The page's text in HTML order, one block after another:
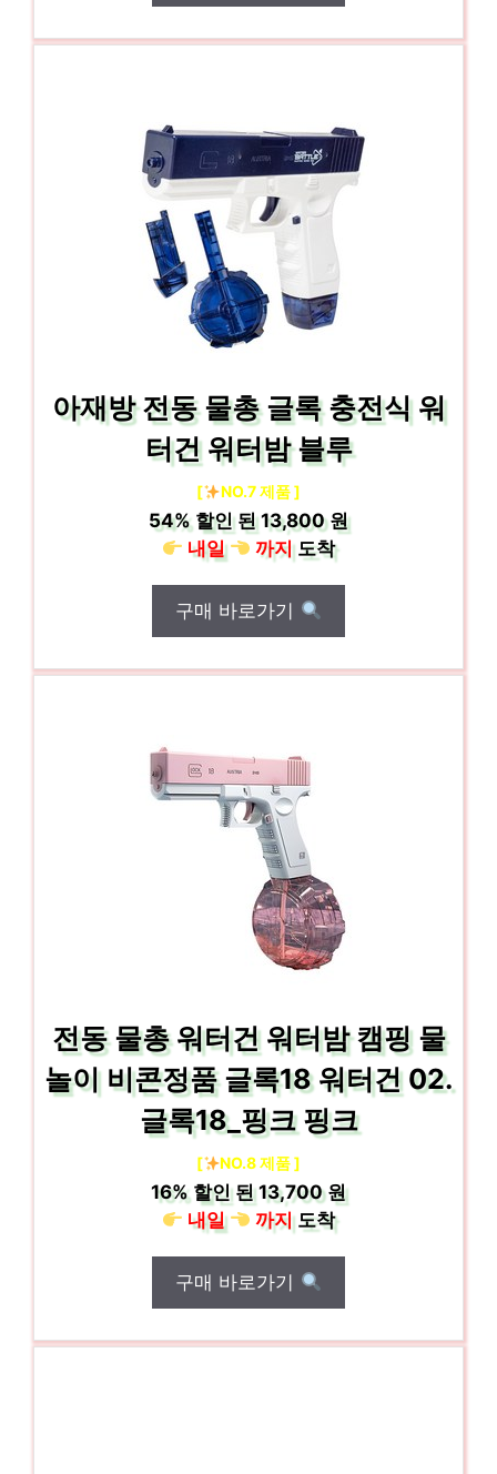
아재방 전동 물총 글록 충전식 워
터건 워터밤 블루
[ NO.7 제품 ]
54%할인 된13,800 원
내일
까지도착
구매 바로가기
전동 물총 워터건 워터밤 캠핑 물
놀이 비콘정품 글록18 워터건 02.
글록18_핑크 핑크
[ NO.8 제품 ]
16%할인 된13,700 원
내일
까지도착
구매 바로가기